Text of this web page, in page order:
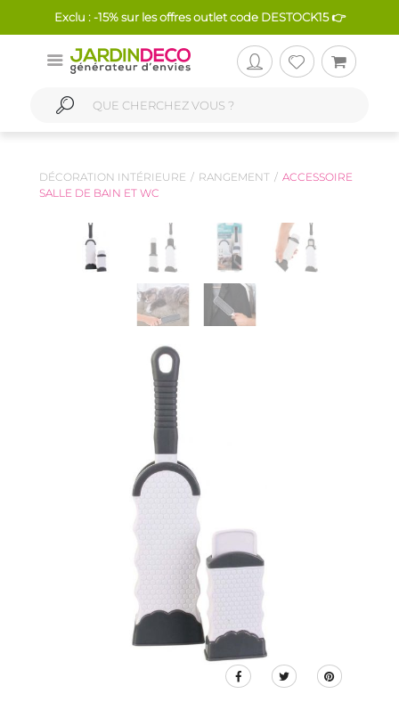
Exclu : -15% sur les offres outlet code DESTOCK15 👉
DÉCORATION INTÉRIEURE RANGEMENT
ACCESSOIRE
SALLE DE BAIN ET WC